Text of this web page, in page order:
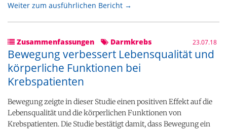
Weiter zum ausführlichen Bericht →
Zusammenfassungen Darmkrebs 23.07.18
Bewegung verbessert Lebensqualität und
körperliche Funktionen bei
Krebspatienten
Bewegung zeigte in dieser Studie einen positiven Effekt auf die
Lebensqualität und die körperlichen Funktionen von
Krebspatienten. Die Studie bestätigt damit, dass Bewegung ein